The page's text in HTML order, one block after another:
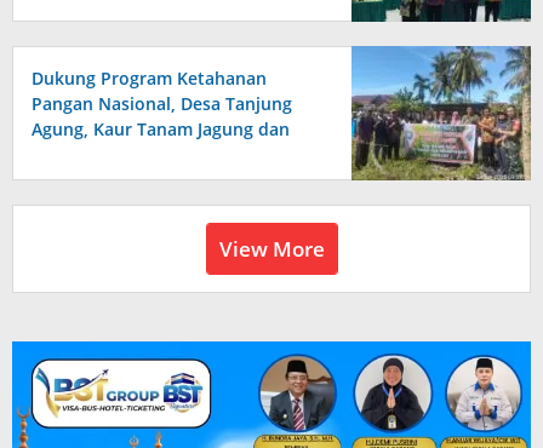
Dukung Program Ketahanan
Pangan Nasional, Desa Tanjung
Agung, Kaur Tanam Jagung dan
View More